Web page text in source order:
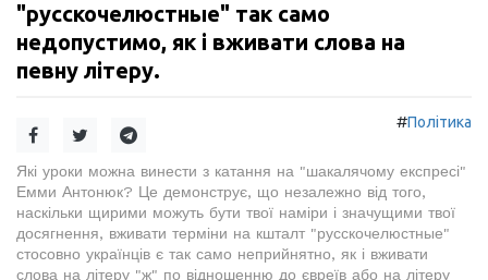
"русскочелюстные" так само
недопустимо, як і вживати слова на
певну літеру.
#Політика
Які уроки можна винести з катання на "шакалячому експресі"
Емми Антонюк? Це демонструє, що незалежно від того,
наскільки щирими можуть бути твої наміри і значущими твої
досягнення, вживати терміни на кшталт "русскочелюстные"
стосовно українців є так само неприйнятно, як і вживати
слова на літеру "ж" по відношенню до євреїв або на літеру